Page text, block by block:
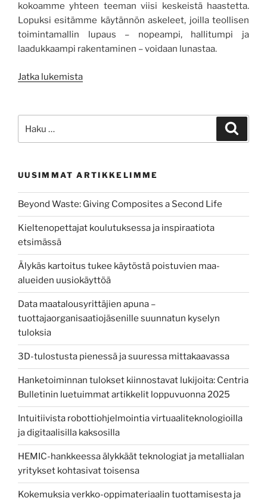
kokoamme yhteen teeman viisi keskeistä haastetta.
Lopuksi esitämme käytännön askeleet, joilla teollisen
toimintamallin lupaus – nopeampi, hallitumpi ja
laadukkaampi rakentaminen – voidaan lunastaa.
Jatka lukemista”Katsaus
historiaan
UUSIMMAT ARTIKKELIMME
Beyond Waste: Giving Composites a Second Life
Kieltenopettajat koulutuksessa ja inspiraatiota
etsimässä
Älykäs kartoitus tukee käytöstä poistuvien maa-
alueiden uusiokäyttöä
Data maatalousyrittäjien apuna –
tuottajaorganisaatiojäsenille suunnatun kyselyn
tuloksia
3D-tulostusta pienessä ja suuressa mittakaavassa
Hanketoiminnan tulokset kiinnostavat lukijoita: Centria
Bulletinin luetuimmat artikkelit loppuvuonna 2025
Intuitiivista robottiohjelmointia virtuaaliteknologioilla
ja digitaalisilla kaksosilla
HEMIC-hankkeessa älykkäät teknologiat ja metallialan
yritykset kohtasivat toisensa
Kokemuksia verkko-oppimateriaalin tuottamisesta ja